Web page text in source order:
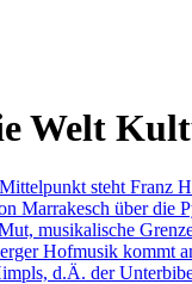
Welt
steht Franz
über die
musikalische
Hofmusik kommt
d.Ä. der